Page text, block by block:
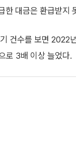
한 대금은 환급받지
건수를 보면 2022
로 3배 이상 늘었다.